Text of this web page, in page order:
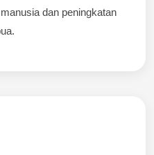
dan peningkatan